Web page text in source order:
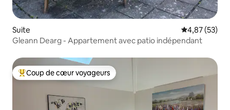
Suite Évaluation
4,87 (53)
Gleann Dearg - Appartement avec patio indépendant
Coups de cœur voyageurs les plus appréciés
Coup de cœur voyageurs